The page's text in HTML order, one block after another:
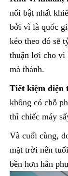
nổi bật nhất
bởi vì là quốc
kéo theo đó sẽ
thuận lợi cho vi
mà thành.
Tiết kiệm diện
không có chỗ
thì chiếc máy
Và cuối cùng,
mặt trời nên
bền hơn hẳn